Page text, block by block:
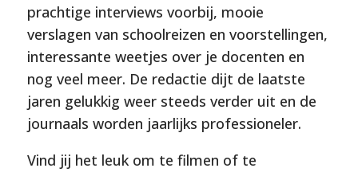
prachtige interviews voorbij, mooie
verslagen van schoolreizen en voorstellingen,
interessante weetjes over je docenten en
nog veel meer. De redactie dijt de laatste
jaren gelukkig weer steeds verder uit en de
journaals worden jaarlijks professioneler.
Vind jij het leuk om te filmen of te